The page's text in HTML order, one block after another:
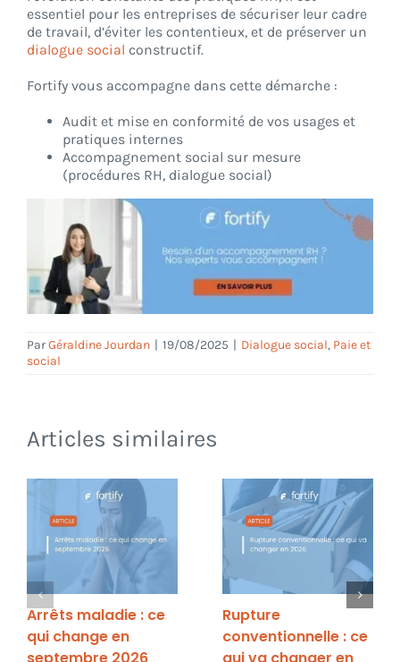
essentiel pour les entreprises de sécuriser leur cadre
de travail, d’éviter les contentieux, et de préserver un
dialogue social constructif.
Fortify vous accompagne dans cette démarche :
Audit et mise en conformité de vos usages et
pratiques internes
Accompagnement social sur mesure
(procédures RH, dialogue social)
ParGéraldine Jourdan | 19/08/2025 | Dialogue social, Paie et
social
Articles similaires
Arrêts maladie : ce
qui change en
septembre 2026
Rupture
conventionnelle : ce
qui va changer en